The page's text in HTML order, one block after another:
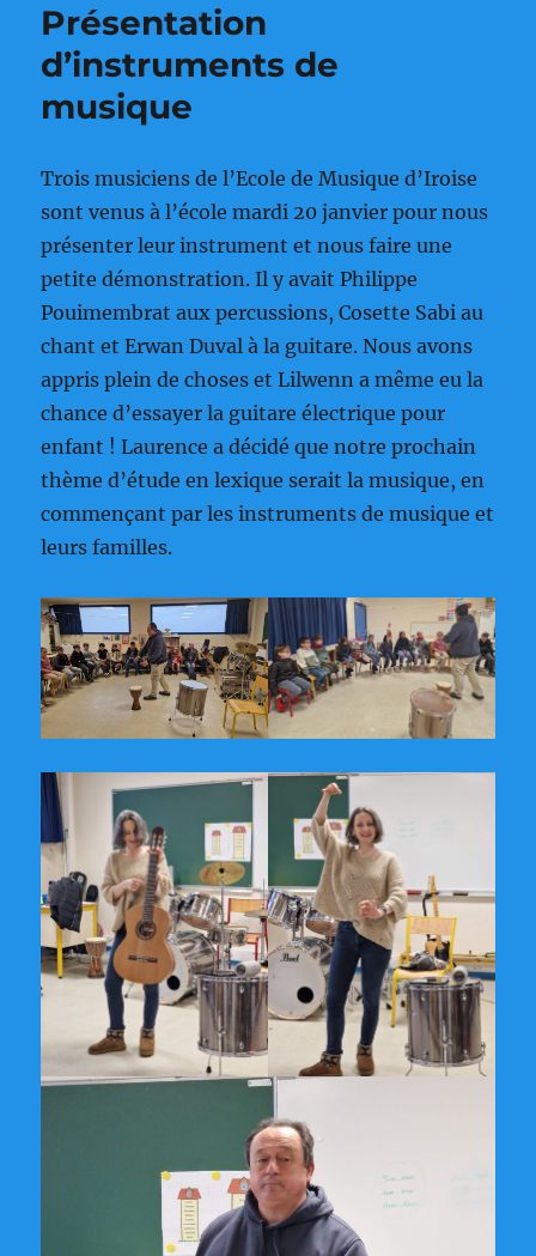
Présentation
d’instruments de
musique
Trois musiciens de l’Ecole de Musique d’Iroise
sont venus à l’école mardi 20 janvier pour nous
présenter leur instrument et nous faire une
petite démonstration. Il y avait Philippe
Pouimembrat aux percussions, Cosette Sabi au
chant et Erwan Duval à la guitare. Nous avons
appris plein de choses et Lilwenn a même eu la
chance d’essayer la guitare électrique pour
enfant ! Laurence a décidé que notre prochain
thème d’étude en lexique serait la musique, en
commençant par les instruments de musique et
leurs familles.